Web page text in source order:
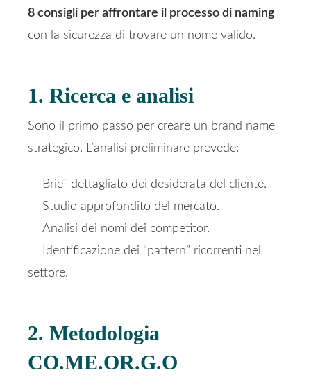
8 consigli per affrontare il processo di naming
con la sicurezza di trovare un nome valido.
1. Ricerca e analisi
Sono il primo passo per creare un brand name
strategico. L’analisi preliminare prevede:
Brief dettagliato dei desiderata del cliente.
Studio approfondito del mercato.
Analisi dei nomi dei competitor.
Identificazione dei “pattern” ricorrenti nel
settore.
2. Metodologia
CO.ME.OR.G.O